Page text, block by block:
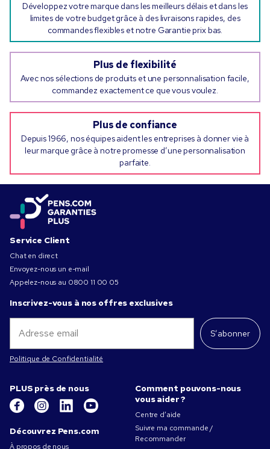
Développez votre marque dans les meilleurs délais et dans les
limites de votre budget grâce à des livraisons rapides, des
commandes flexibles et notre Garantie prix bas.
Plus de flexibilité
Avec nos sélections de produits et une personnalisation facile,
commandez exactement ce que vous voulez.
Plus de confiance
Depuis 1966, nos équipes aident les entreprises à donner vie à
leur marque grâce à notre promesse d’une personnalisation
parfaite.
Service Client
Chat en direct
Envoyez-nous un e-mail
Appelez-nous au 0800 11 00 05
Inscrivez-vous à nos offres exclusives
S’abonner
Politique de Confidentialité
PLUS près de nous
Découvrez Pens.com
À propos de nous
Comment pouvons-nous
vous aider ?
Centre d’aide
Suivre ma commande /
Recommander